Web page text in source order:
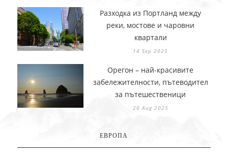
Разходка из Портланд между
реки, мостове и чаровни
квартали
14 Sep 2025
Орегон – най-красивите
забележителности, пътеводител
за пътешественици
20 Aug 2025
ЕВРОПА